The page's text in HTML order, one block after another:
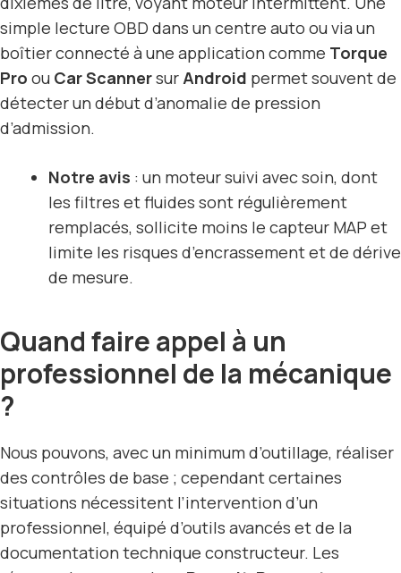
simple lecture OBD dans un centre auto ou via un
boîtier connecté à une application comme Torque
Pro ou Car Scannersur Android permet souvent de
détecter un début d’anomalie de pression
d’admission.
Notre avis : un moteur suivi avec soin, dont
les filtres et fluides sont régulièrement
remplacés, sollicite moins le capteur MAP et
limite les risques d’encrassement et de dérive
de mesure.
Quand faire appel à un
professionnel de la mécanique
?
Nous pouvons, avec un minimum d’outillage, réaliser
des contrôles de base ; cependant certaines
situations nécessitent l’intervention d’un
professionnel, équipé d’outils avancés et de la
documentation technique constructeur. Les